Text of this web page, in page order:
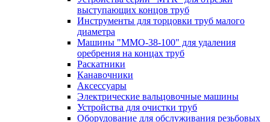
выступающих концов труб
Инструменты для торцовки труб малого
диаметра
Машины "ММО-38-100" для удаления
оребрения на концах труб
Раскатники
Канавочники
Аксессуары
Электрические вальцовочные машины
Устройства для очистки труб
Оборудование для обслуживания резьбовых